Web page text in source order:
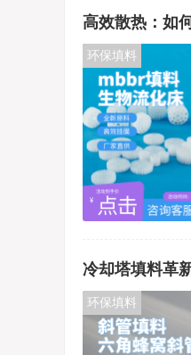
高效散热：如
环保填料
冷却塔填料革
环保填料